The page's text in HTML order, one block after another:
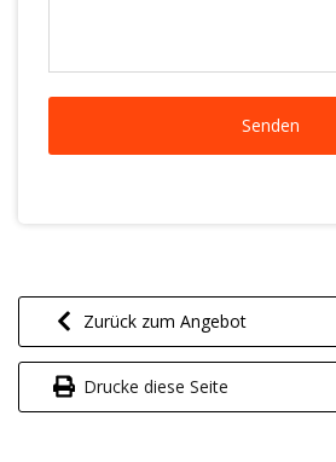
Zurück zum Angebot
Drucke diese Seite